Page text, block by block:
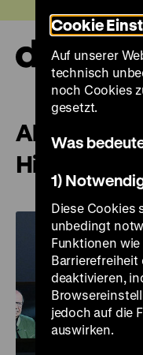
zum
Seiteninhalt
springen
Aktuelles
Cookie
Auf unserer
technisch
noch Cookies
gesetzt.
Was
1)
Diese Cookies
unbedingt
Funktionen
Barrierefreiheit
deaktivieren,
jedoch auf die
auswirken.